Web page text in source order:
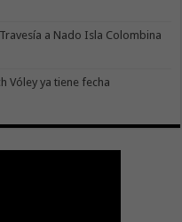
a Nado Isla Colombina
Vóley ya tiene fecha